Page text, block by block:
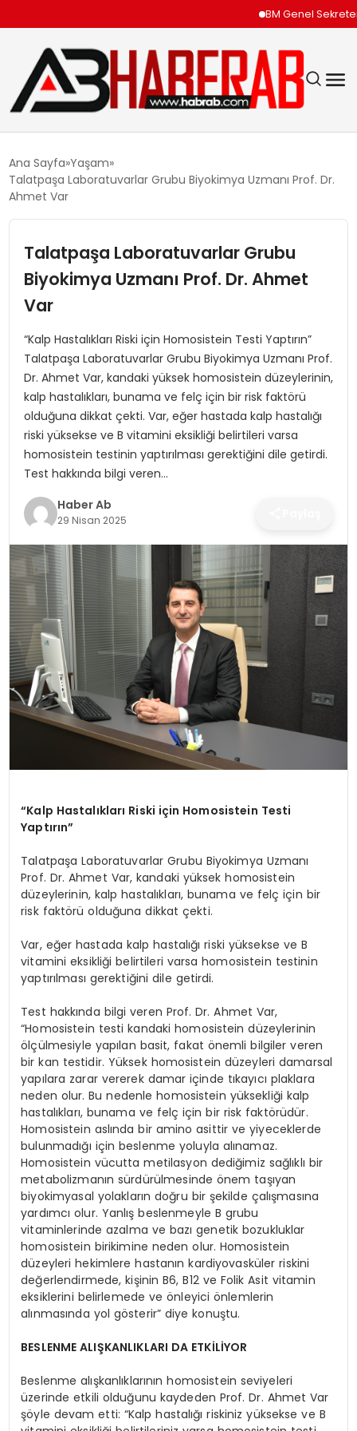
BM Genel Sekreteri
EKONOMI
TEKNOLOJI
SAĞLIK
MAGAZIN
YAŞAM
Ana Sayfa Yaşam
Talatpaşa Laboratuvarlar Grubu Biyokimya Uzmanı Prof. Dr.
Ahmet Var
Talatpaşa Laboratuvarlar Grubu
Biyokimya Uzmanı Prof. Dr. Ahmet
Var
“Kalp Hastalıkları Riski için Homosistein Testi Yaptırın”
Talatpaşa Laboratuvarlar Grubu Biyokimya Uzmanı Prof.
Dr. Ahmet Var, kandaki yüksek homosistein düzeylerinin,
kalp hastalıkları, bunama ve felç için bir risk faktörü
olduğuna dikkat çekti. Var, eğer hastada kalp hastalığı
riski yüksekse ve B vitamini eksikliği belirtileri varsa
homosistein testinin yaptırılması gerektiğini dile getirdi.
Test hakkında bilgi veren…
Haber Ab
29 Nisan 2025
“Kalp Hastalıkları Riski için Homosistein Testi
Yaptırın”
Talatpaşa Laboratuvarlar Grubu Biyokimya Uzmanı
Prof. Dr. Ahmet Var, kandaki yüksek homosistein
düzeylerinin, kalp hastalıkları, bunama ve felç için bir
risk faktörü olduğuna dikkat çekti.
Var, eğer hastada kalp hastalığı riski yüksekse ve B
vitamini eksikliği belirtileri varsa homosistein testinin
yaptırılması gerektiğini dile getirdi.
Test hakkında bilgi veren Prof. Dr. Ahmet Var,
“Homosistein testi kandaki homosistein düzeylerinin
ölçülmesiyle yapılan basit, fakat önemli bilgiler veren
bir kan testidir. Yüksek homosistein düzeyleri damarsal
yapılara zarar vererek damar içinde tıkayıcı plaklara
neden olur. Bu nedenle homosistein yüksekliği kalp
hastalıkları, bunama ve felç için bir risk faktörüdür.
Homosistein aslında bir amino asittir ve yiyeceklerde
bulunmadığı için beslenme yoluyla alınamaz.
Homosistein vücutta metilasyon dediğimiz sağlıklı bir
metabolizmanın sürdürülmesinde önem taşıyan
biyokimyasal yolakların doğru bir şekilde çalışmasına
yardımcı olur. Yanlış beslenmeyle B grubu
vitaminlerinde azalma ve bazı genetik bozukluklar
homosistein birikimine neden olur. Homosistein
düzeyleri hekimlere hastanın kardiyovasküler riskini
değerlendirmede, kişinin B6, B12 ve Folik Asit vitamin
eksiklerini belirlemede ve önleyici önlemlerin
alınmasında yol gösterir” diye konuştu.
BESLENME ALIŞKANLIKLARI DA ETKİLİYOR
Beslenme alışkanlıklarının homosistein seviyeleri
üzerinde etkili olduğunu kaydeden Prof. Dr. Ahmet Var
şöyle devam etti: “Kalp hastalığı riskiniz yüksekse ve B